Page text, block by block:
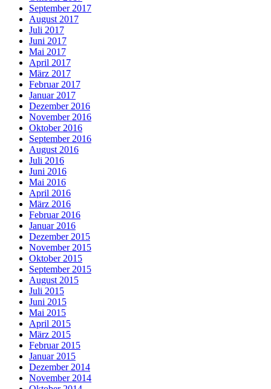
September 2017
August 2017
Juli 2017
Juni 2017
Mai 2017
April 2017
März 2017
Februar 2017
Januar 2017
Dezember 2016
November 2016
Oktober 2016
September 2016
August 2016
Juli 2016
Juni 2016
Mai 2016
April 2016
März 2016
Februar 2016
Januar 2016
Dezember 2015
November 2015
Oktober 2015
September 2015
August 2015
Juli 2015
Juni 2015
Mai 2015
April 2015
März 2015
Februar 2015
Januar 2015
Dezember 2014
November 2014